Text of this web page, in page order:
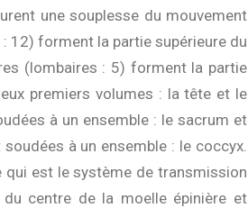
une souplesse du mouvement
12) forment la partie supérieure du
(lombaires : 5) forment la partie
premiers volumes : la tête et le
à un ensemble : le sacrum et
à un ensemble : le coccyx.
est le système de transmission
centre de la moelle épinière et